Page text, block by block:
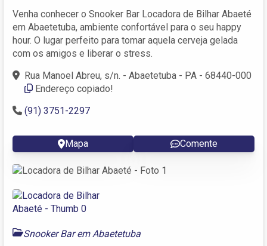
Venha conhecer o Snooker Bar Locadora de Bilhar Abaeté
em Abaetetuba, ambiente confortável para o seu happy
hour. O lugar perfeito para tomar aquela cerveja gelada
com os amigos e liberar o stress.
Rua Manoel Abreu, s/n. - Abaetetuba - PA - 68440-000
Endereço copiado!
(91) 3751-2297
Mapa Comente
Snooker Bar em Abaetetuba